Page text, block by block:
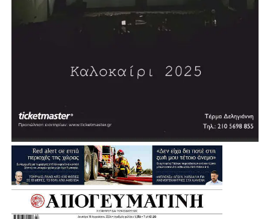
Τιμήθηκε από τον τότε Πρόεδρο της Δημοκρατίας Κάρολο
Παπούλια με τον Μεγαλόσταυρο του Τάγματος του
και με άλλα ανώτερα παράσημα διαφόρων κρατών.